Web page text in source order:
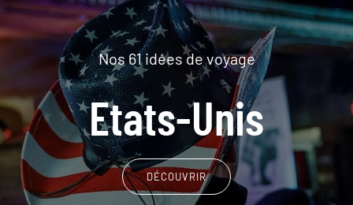
Nos 61 idées de voyage
Etats-Unis
DÉCOUVRIR